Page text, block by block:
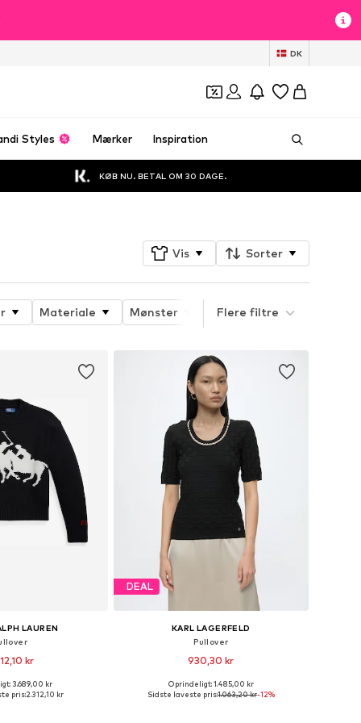
DK
Styles Mærker Inspiration
KØB NU. BETAL OM 30 DAGE.
Vis Sorter
Materiale Mønster Produktets egenskaber
Flere filtre
LAUREN
kr
XS, S, M, XL
3.689,00 kr
pris:2.312,10 kr
DEAL
KARL LAGERFELD
Pullover
930,30 kr
Tilgængelige størrelser: XS, S, M, XL
Oprindeligt: 1.485,00 kr
Sidste laveste pris:1.063,20 kr-12%